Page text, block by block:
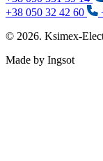
+38 050 32 42 60
© 2026. Ksimex-
Made by Ingsot